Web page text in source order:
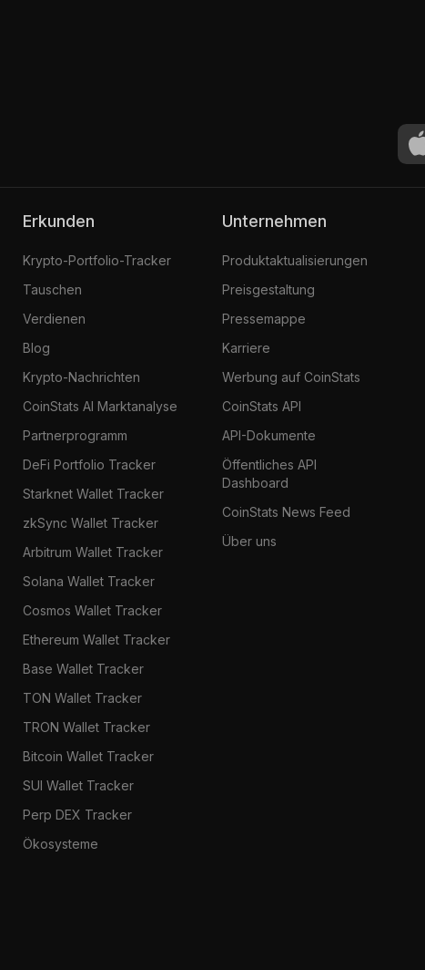
Erkunden
Krypto-Portfolio-Tracker
Tauschen
Verdienen
Blog
Krypto-Nachrichten
CoinStats AI Marktanalyse
Partnerprogramm
DeFi Portfolio Tracker
Starknet Wallet Tracker
zkSync Wallet Tracker
Arbitrum Wallet Tracker
Solana Wallet Tracker
Cosmos Wallet Tracker
Ethereum Wallet Tracker
Base Wallet Tracker
TON Wallet Tracker
TRON Wallet Tracker
Bitcoin Wallet Tracker
SUI Wallet Tracker
Perp DEX Tracker
Ökosysteme
Unternehmen
Produktaktualisierungen
Preisgestaltung
Pressemappe
Karriere
Werbung auf CoinStats
CoinStats API
API-Dokumente
Öffentliches API
Dashboard
CoinStats News Feed
Über uns